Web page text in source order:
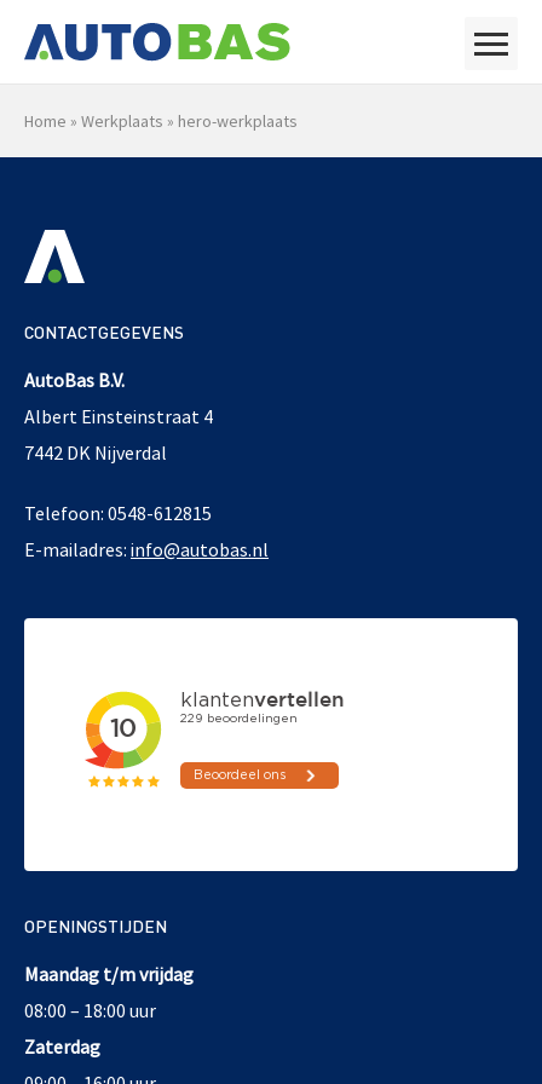
Home » Werkplaats » hero-werkplaats
CONTACTGEGEVENS
AutoBas B.V.
Albert Einsteinstraat 4
7442 DK Nijverdal
Telefoon: 0548-612815
E-mailadres: info@autobas.nl
OPENINGSTIJDEN
Maandag t/m vrijdag
08:00 – 18:00 uur
Zaterdag